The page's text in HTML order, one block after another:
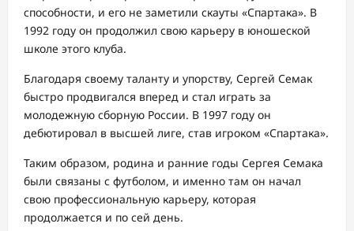
способности, и его не заметили скауты «Спартака». В
1992 году он продолжил свою карьеру в юношеской
школе этого клуба.
Благодаря своему таланту и упорству, Сергей Семак
быстро продвигался вперед и стал играть за
молодежную сборную России. В 1997 году он
дебютировал в высшей лиге, став игроком «Спартака».
Таким образом, родина и ранние годы Сергея Семака
были связаны с футболом, и именно там он начал
свою профессиональную карьеру, которая
продолжается и по сей день.